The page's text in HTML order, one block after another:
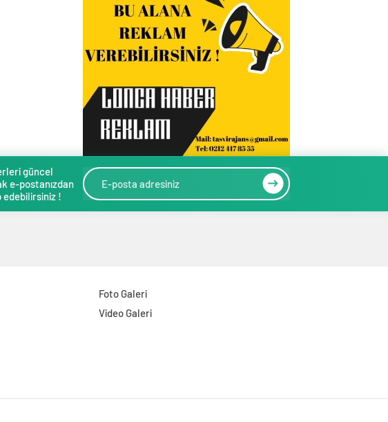
Siyasete İlişkin
Mesajlar
Mutlu’ya Anlamlı
Ziyaret
güncel
e-postanızdan
edebilirsiniz !
Foto Galeri
Video Galeri